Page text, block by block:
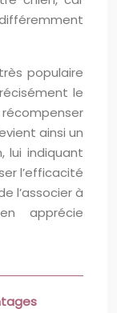
populaire
le
ainsi un
lui indiquant
l’efficacité
l’associer à
apprécie